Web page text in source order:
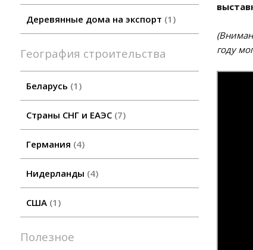
Деревянные дома на экспорт 1
География строительства
Беларусь 1
Страны СНГ и ЕАЭС 7
Германия 4
Нидерланды 4
США 1
Полезное
году